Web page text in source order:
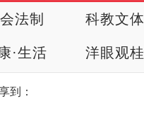
法制 科教文体
·生活 洋眼观桂
到：